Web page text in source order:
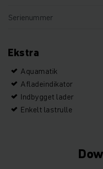
Serienummer
Ekstra
Aquamatik
Afladeindikator
Indbygget lader
Enkelt lastrulle